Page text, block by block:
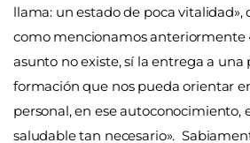
llama: un estado de poca vitalidad»,
como mencionamos anteriormente
asunto no existe, sí la entrega a una
formación que nos pueda orientar
personal, en ese autoconocimiento,
saludable tan necesario».